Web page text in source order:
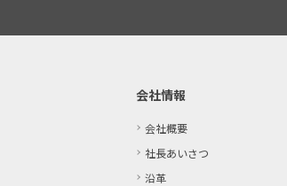
会社情報
会社概要
社長あいさつ
沿革